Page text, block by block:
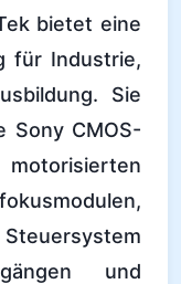
bietet eine
für Industrie,
Sie
Sony CMOS-
und